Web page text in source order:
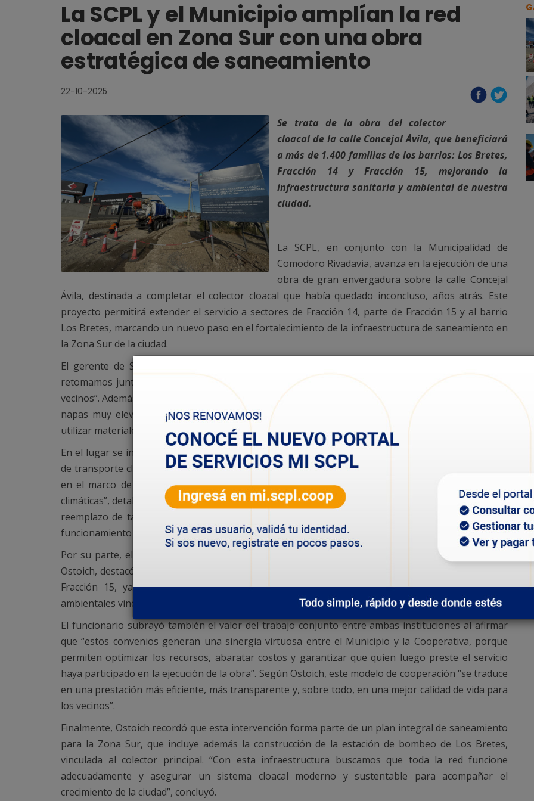
La SCPL y el Municipio amplían la red
cloacal en Zona Sur con una obra
estratégica de saneamiento
22-10-2025
Se trata de la obra del colector
cloacal de la calle Concejal Ávila, que beneficiará
a más de 1.400 familias de los barrios: Los Bretes,
Fracción 14 y Fracción 15, mejorando la
infraestructura sanitaria y ambiental de nuestra
ciudad.
La SCPL, en conjunto con la Municipalidad de
Comodoro Rivadavia, avanza en la ejecución de una
obra de gran envergadura sobre la calle Concejal
Ávila, destinada a completar el colector cloacal que había quedado inconcluso, años atrás. Este
proyecto permitirá extender el servicio a sectores de Fracción 14, parte de Fracción 15 y al barrio
Los Bretes, marcando un nuevo paso en el fortalecimiento de la infraestructura de saneamiento en
la Zona Sur de la ciudad.
El gerente de Saneamiento de la SCPL, Adolfo Carrizo, explicó que se trata de “una obra que
retomamos junto al Municipio con el objetivo de completarla y llevar el servicio de cloacas a más
vecinos”. Además, señaló que el trabajo “presenta una alta complejidad técnica, porque la zona tiene
napas muy elevadas y mucho barro, lo que nos obliga a realizar un intenso cambio de suelo y
utilizar materiales de cantera para estabilizar el terreno”.
En el lugar se instalarán cañerías de 315 y 355 milímetros de diámetro que conformarán el sistema
de transporte cloacal hacia Fracción 14. “La obra tiene un plazo estimado de ejecución de 150 días,
en el marco de un convenio con el Municipio, aunque podría extenderse según las condiciones
climáticas”, detalló Carrizo, quien agregó que “ya se trabaja en la reparación de bocas de registro, el
reemplazo de tapas y marcos, y los cateos de las cañerías existentes para garantizar el correcto
funcionamiento de la red”.
Por su parte, el secretario de Infraestructura, Obras y Servicios Públicos del Municipio, Fernando
Ostoich, destacó que “esta es una obra muy esperada por los vecinos de Los Bretes, Fracción 14 y
Fracción 15, ya que beneficiará a cerca de 1.400 familias y permitirá resolver problemáticas
ambientales vinculadas a las napas y los afloramientos que hoy afectan a la zona”.
El funcionario subrayó también el valor del trabajo conjunto entre ambas instituciones al afirmar
que “estos convenios generan una sinergia virtuosa entre el Municipio y la Cooperativa, porque
permiten optimizar los recursos, abaratar costos y garantizar que quien luego preste el servicio
haya participado en la ejecución de la obra”. Según Ostoich, este modelo de cooperación “se traduce
en una prestación más eficiente, más transparente y, sobre todo, en una mejor calidad de vida para
los vecinos”.
Finalmente, Ostoich recordó que esta intervención forma parte de un plan integral de saneamiento
para la Zona Sur, que incluye además la construcción de la estación de bombeo de Los Bretes,
vinculada al colector principal. “Con esta infraestructura buscamos que toda la red funcione
adecuadamente y asegurar un sistema cloacal moderno y sustentable para acompañar el
crecimiento de la ciudad”, concluyó.